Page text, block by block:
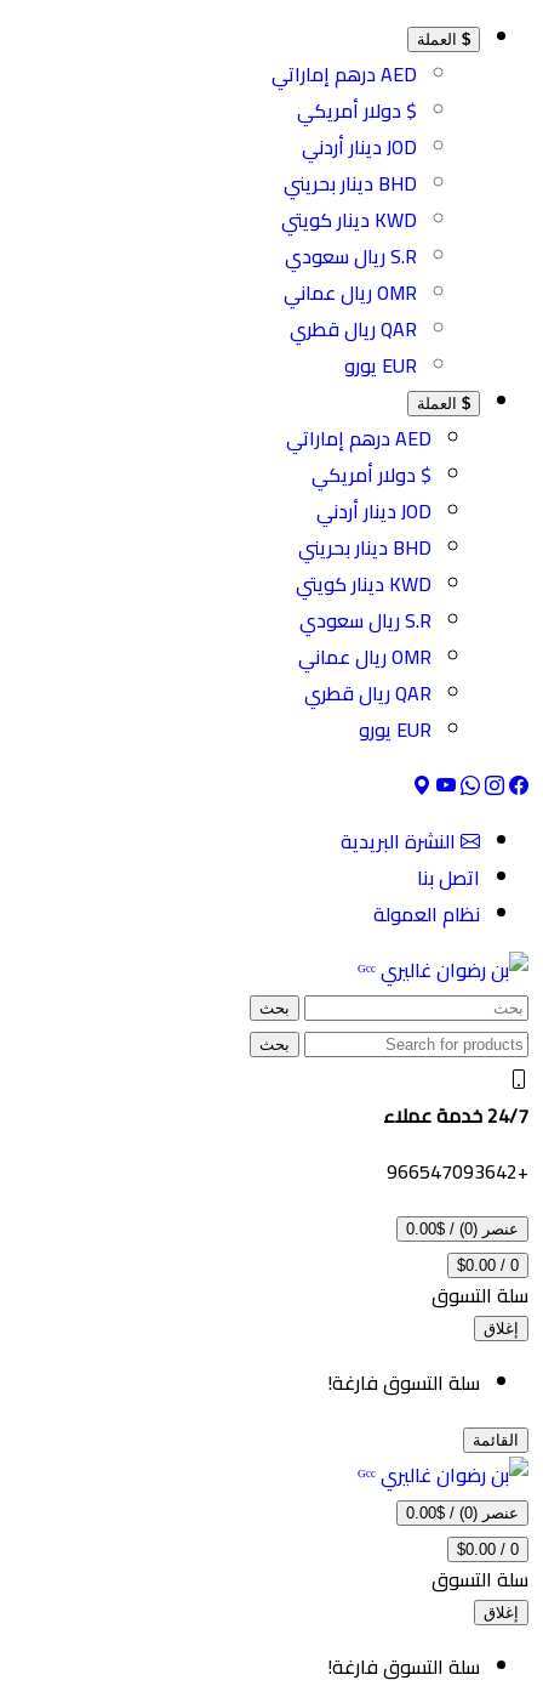
العملة
AED درهم إماراتي
$ دولار أمريكي
JOD دينار أردني
BHD دينار بحريني
KWD دينار كويتي
S.R ريال سعودي
OMR ريال عماني
QAR ريال قطري
EUR يورو
العملة
AED درهم إماراتي
$ دولار أمريكي
JOD دينار أردني
BHD دينار بحريني
KWD دينار كويتي
S.R ريال سعودي
OMR ريال عماني
QAR ريال قطري
EUR يورو
النشرة البريدية
اتصل بنا
نظام العمولة
(0)
/
$0.00
$0.00
سلة التسوق فارغة!
(0)
/
$0.00
$0.00
سلة التسوق فارغة!